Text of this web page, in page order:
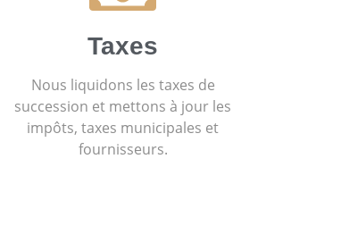
Taxes
Nous liquidons les taxes de
succession et mettons à jour les
impôts, taxes municipales et
fournisseurs.